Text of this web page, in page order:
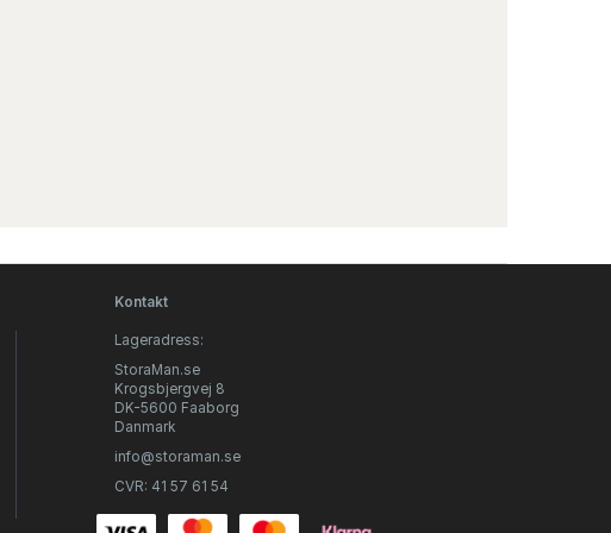
Kontakt
Lageradress:
StoraMan.se
Krogsbjergvej 8
DK-5600 Faaborg
Danmark
info@storaman.se
CVR: 41 57 61 54